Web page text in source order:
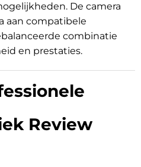
De camera
aan compatibele
combinatie
en prestaties.
Review